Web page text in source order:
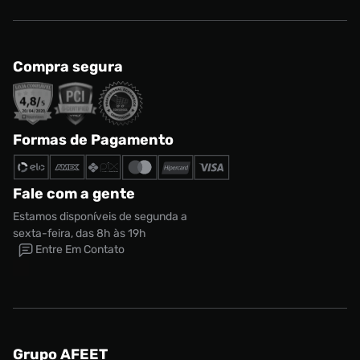
Compra segura
Formas de Pagamento
Fale com a gente
Estamos disponíveis de segunda a
sexta-feira, das 8h às 19h
Entre Em Contato
Grupo AFEET